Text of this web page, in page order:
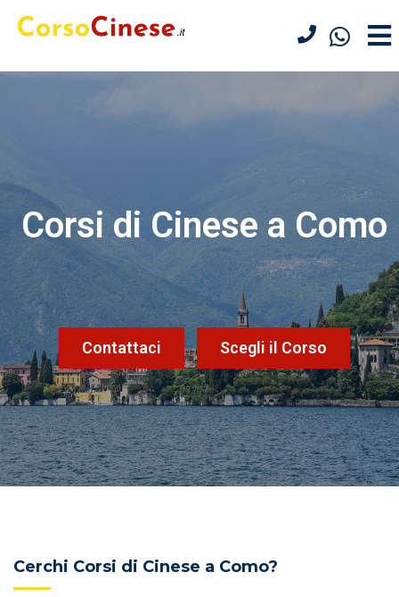
Corsi di Cinese a Como
Contattaci Scegli il Corso
Cerchi Corsi di Cinese a Como?